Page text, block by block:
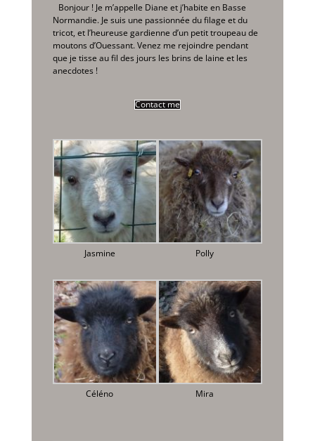
Bonjour ! Je m’appelle Diane et j’habite en Basse
Normandie. Je suis une passionnée du filage et du
tricot, et l’heureuse gardienne d’un petit troupeau de
moutons d’Ouessant. Venez me rejoindre pendant
que je tisse au fil des jours les brins de laine et les
anecdotes !
Contact me
Jasmine Polly
Céléno Mira